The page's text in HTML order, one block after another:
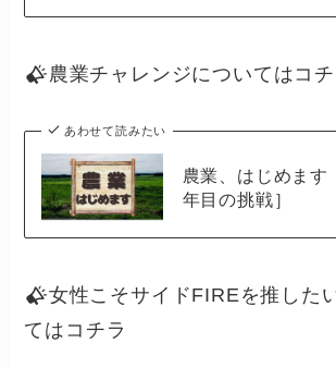
農業チャレンジについてはコチ
あわせて読みたい
農業、はじめます
年目の挑戦］
女性こそサイドFIREを推した
てはコチラ